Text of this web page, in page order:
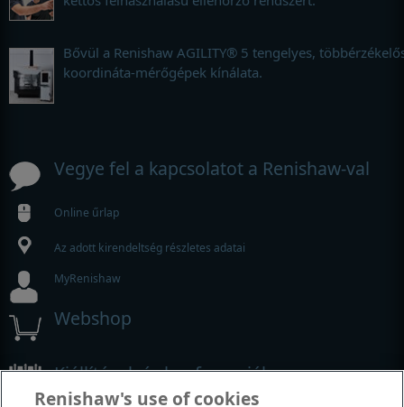
Bővül a Renishaw AGILITY® 5 tengelyes,
koordináta-mérőgépek kínálata.
Vegye fel a kapcsolatot a Renishaw-val
Online űrlap
Az adott kirendeltség részletes adatai
MyRenishaw
Webshop
Kiállítások és konferenciák
Renishaw's use of cookies